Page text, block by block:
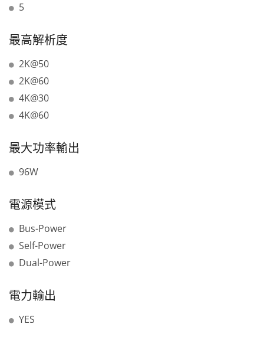
5
最高解析度
2K@50
2K@60
4K@30
4K@60
最大功率輸出
96W
電源模式
Bus-Power
Self-Power
Dual-Power
電力輸出
YES